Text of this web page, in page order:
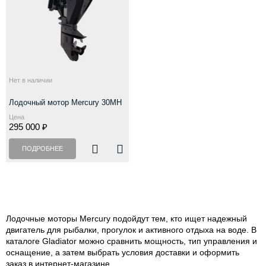
Нет в наличии
Лодочный мотор Mercury 30MH
Цена
295 000 ₽
ПОДРОБНЕЕ
Лодочные моторы Mercury подойдут тем, кто ищет надежный
двигатель для рыбалки, прогулок и активного отдыха на воде. В
каталоге Gladiator можно сравнить мощность, тип управления и
оснащение, а затем выбрать условия доставки и оформить
заказ в интернет-магазине.